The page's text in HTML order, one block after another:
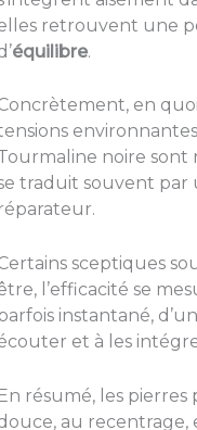
retrouvent une
équilibre.
en
noire sont
traduit souvent par
réparateur.
sceptiques
l’efficacité se
instantané,
et à les
En résumé, les
au recentrage,